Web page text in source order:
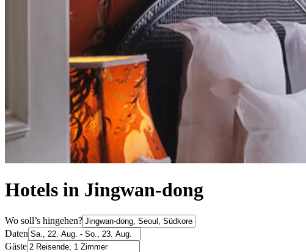
Hotels in Jingwan-dong
Wo soll’s hingehen?
Daten
Gäste